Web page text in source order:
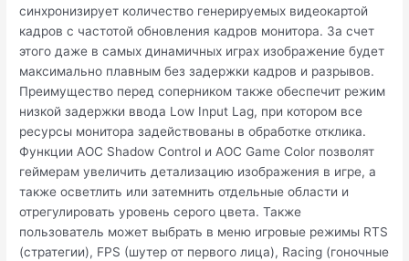
синхронизирует количество генерируемых видеокартой
кадров с частотой обновления кадров монитора. За счет
этого даже в самых динамичных играх изображение будет
максимально плавным без задержки кадров и разрывов.
Преимущество перед соперником также обеспечит режим
низкой задержки ввода Low Input Lag, при котором все
ресурсы монитора задействованы в обработке отклика.
Функции AOC Shadow Control и AOC Game Color позволят
геймерам увеличить детализацию изображения в игре, а
также осветлить или затемнить отдельные области и
отрегулировать уровень серого цвета. Также
пользователь может выбрать в меню игровые режимы RTS
(стратегии), FPS (шутер от первого лица), Racing (гоночные